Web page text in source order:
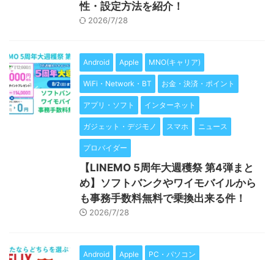
性・設定方法を紹介！
2026/7/28
Android Apple MNO(キャリア)
WiFi・Network・BT お金・決済・ポイント
アプリ・ソフト インターネット
ガジェット・デジモノ スマホ ニュース
プロバイダー
【LINEMO 5周年大週穫祭 第4弾まと
め】ソフトバンクやワイモバイルから
も事務手数料無料で乗換出来る件！
2026/7/28
Android Apple PC・パソコン